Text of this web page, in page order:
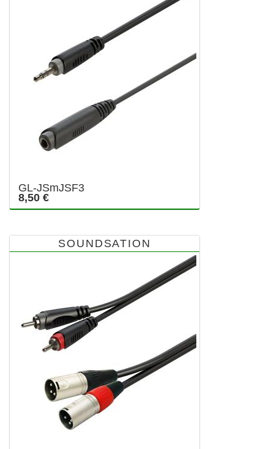
GL-JSmJSF3
8,50 €
SOUNDSATION